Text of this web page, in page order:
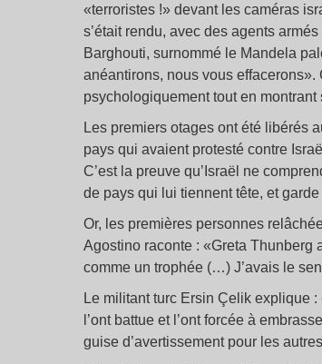
«terroristes !» devant les caméras
s’était rendu, avec des agents
Barghouti, surnommé le Mandela
anéantirons, nous vous
psychologiquement tout en montrant
Les premiers otages ont été libérés
pays qui avaient protesté contre
C’est la preuve qu’Israël ne
de pays qui lui tiennent tête, et
Or, les premières personnes
Agostino raconte : «Greta
comme un trophée (…) J’avais le
Le militant turc Ersin Çelik explique
l’ont battue et l’ont forcée à
guise d’avertissement pour les